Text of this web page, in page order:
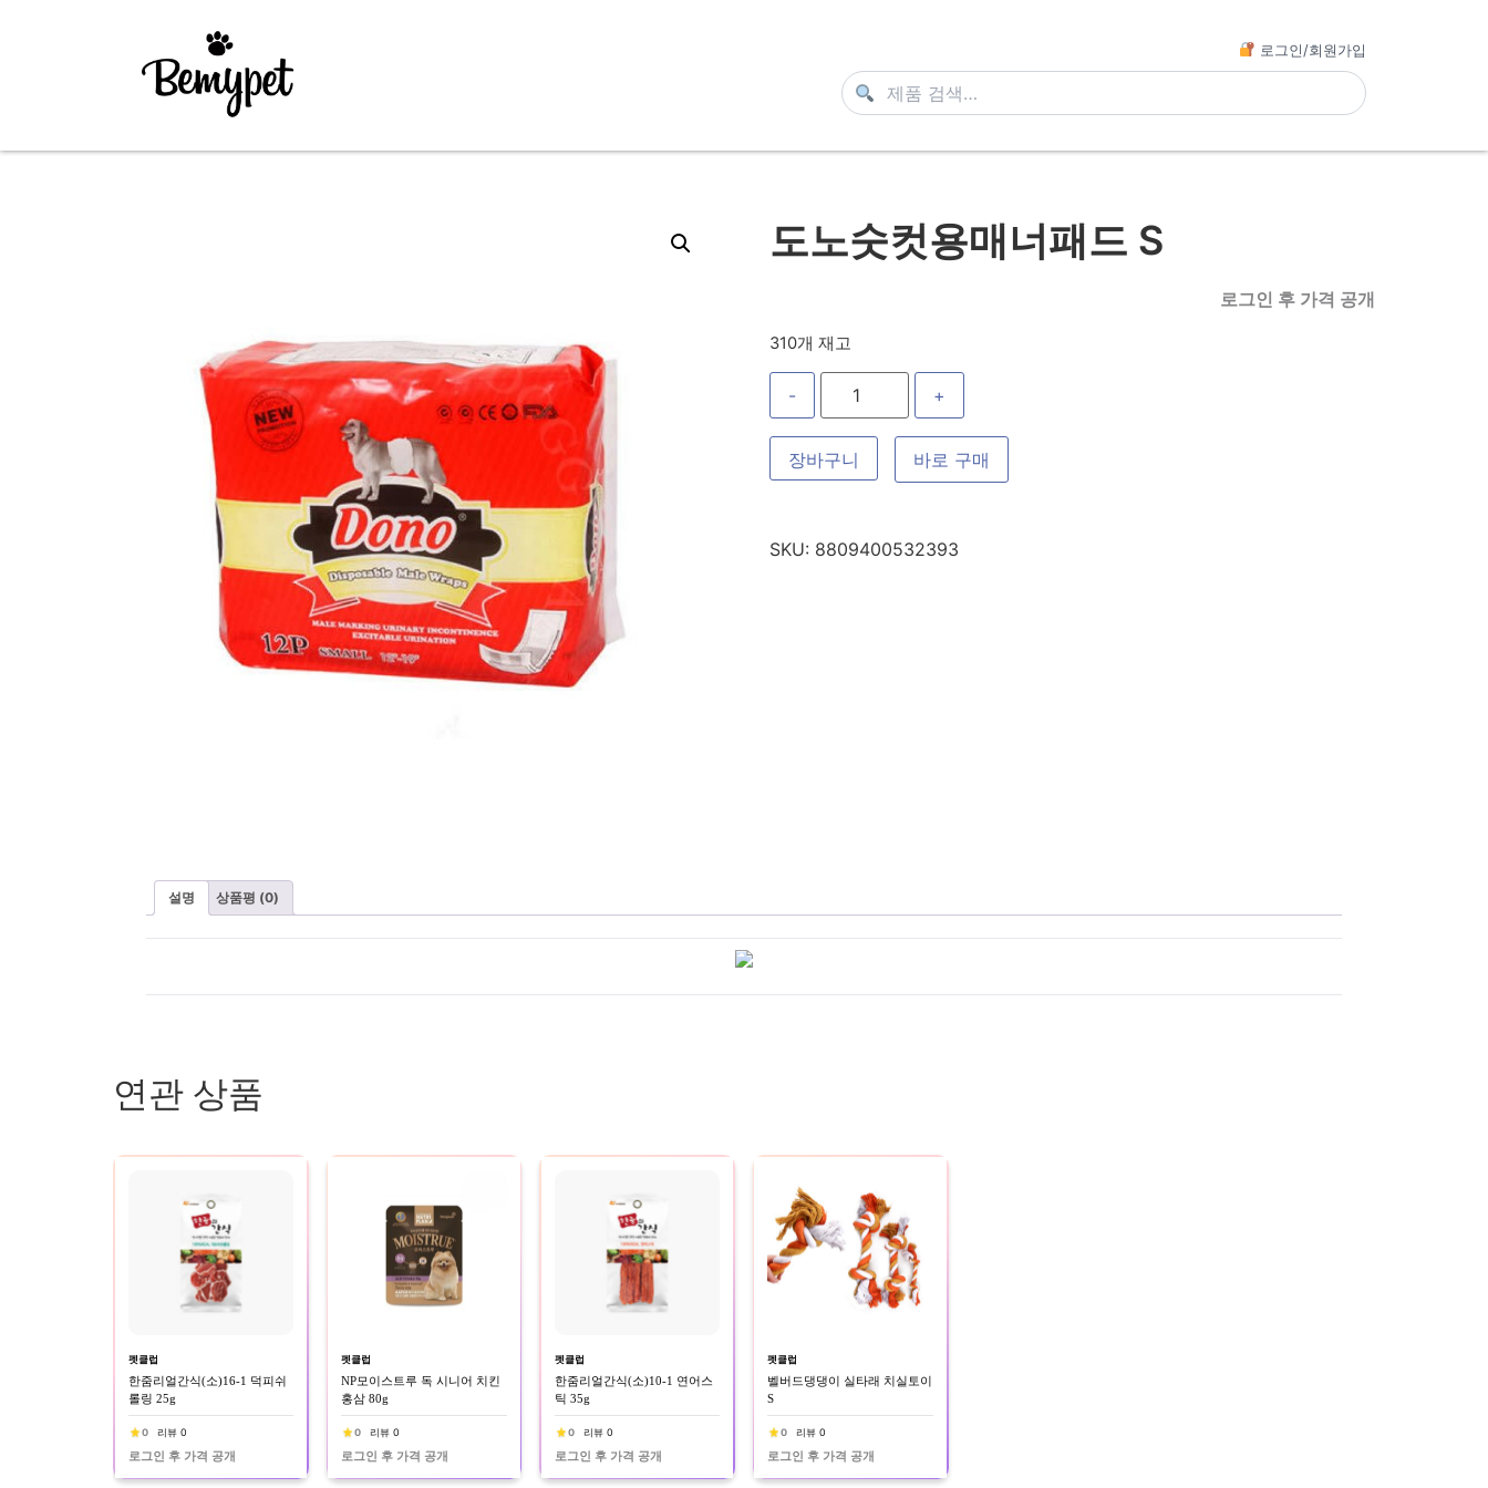
로그인/회원가입
도노숫컷용매너패드 S
로그인 후 가격 공개
310개 재고
- +
장바구니 바로 구매
SKU: 8809400532393
설명 상품평 (0)
연관 상품
펫클럽
한줌리얼간식(소)16-1 덕피쉬
롤링 25g
0 리뷰 0
로그인 후 가격 공개
펫클럽
NP모이스트루 독 시니어 치킨
홍삼 80g
0 리뷰 0
로그인 후 가격 공개
펫클럽
한줌리얼간식(소)10-1 연어스
틱 35g
0 리뷰 0
로그인 후 가격 공개
펫클럽
벨버드댕댕이 실타래 치실토이
S
0 리뷰 0
로그인 후 가격 공개